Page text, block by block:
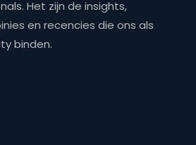
Het zijn de insights,
en recencies die ons als
binden.